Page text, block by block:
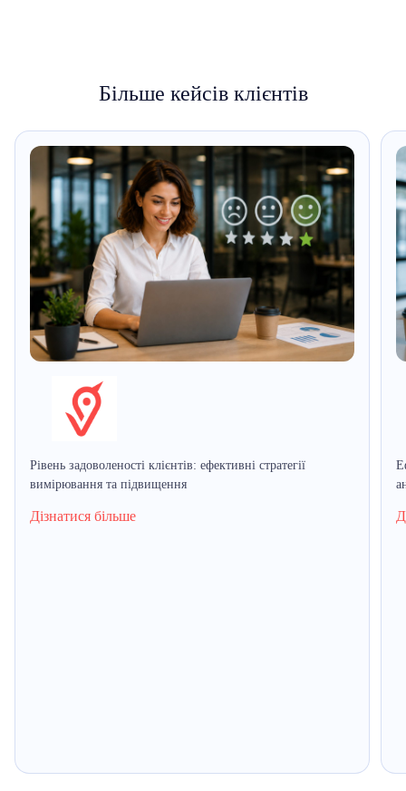
Рівень задоволеності клієнтів: ефективні стратегії
вимірювання та підвищення
Дізнатися більше
Більше кейсів клієнтів